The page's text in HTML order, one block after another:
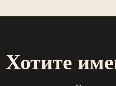
Хотите